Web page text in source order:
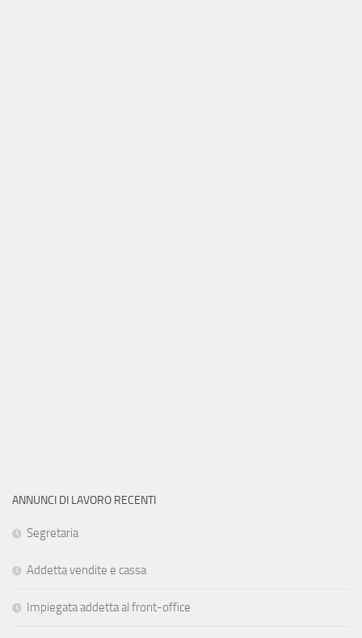
ANNUNCI DI LAVORO RECENTI
Segretaria
Addetta vendite e cassa
Impiegata addetta al front-office